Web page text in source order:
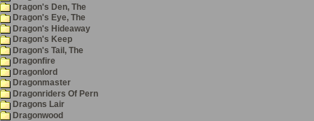
Dragon's Den, The
Dragon's Eye, The
Dragon's Hideaway
Dragon's Keep
Dragon's Tail, The
Dragonfire
Dragonlord
Dragonmaster
Dragonriders Of Pern
Dragons Lair
Dragonwood